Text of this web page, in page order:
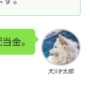
犬川P太郎
金。